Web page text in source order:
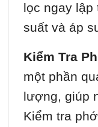
lọc ngay lập
suất và áp
Kiểm Tra
một phần
lượng, giúp
Kiểm tra